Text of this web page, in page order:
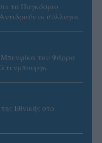
το Παγκόσμιο
οι σύλλογοι
Μπενφίκα του Ψάρρα
Εθνικής στο